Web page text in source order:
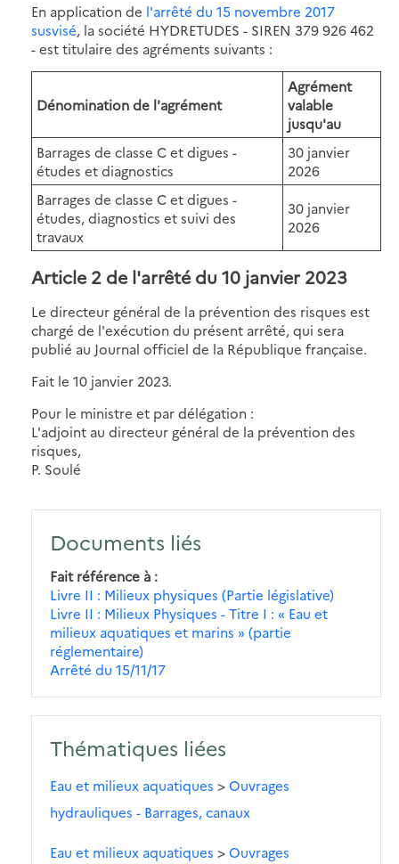
En application de l'arrêté du 15 novembre 2017
susvisé, la société HYDRETUDES - SIREN 379 926 462
- est titulaire des agréments suivants :
Dénomination de l'agrément
Agrément
valable
jusqu'au
Barrages de classe C et digues -
études et diagnostics
30 janvier
2026
Barrages de classe C et digues -
études, diagnostics et suivi des
travaux
30 janvier
2026
Article 2 de l'arrêté du 10 janvier 2023
Le directeur général de la prévention des risques est
chargé de l'exécution du présent arrêté, qui sera
publié au Journal officiel de la République française.
Fait le 10 janvier 2023.
Pour le ministre et par délégation :
L'adjoint au directeur général de la prévention des
risques,
P. Soulé
Documents liés
Fait référence à
Livre II : Milieux physiques (Partie législative)
Livre II : Milieux Physiques - Titre I : « Eau et
milieux aquatiques et marins » (partie
réglementaire)
Arrêté du 15/11/17
Thématiques liées
Eau et milieux aquatiques >Ouvrages
hydrauliques - Barrages, canaux
Eau et milieux aquatiques >Ouvrages